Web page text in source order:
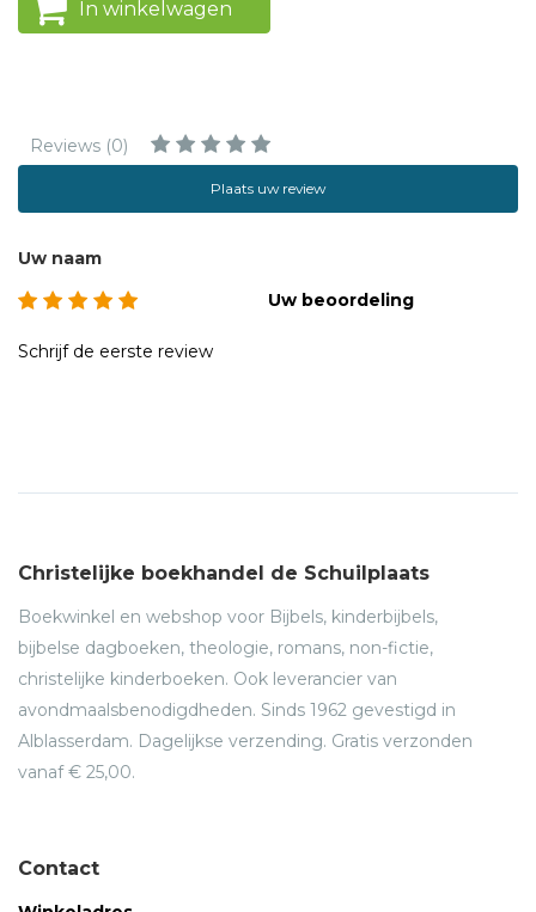
In winkelwagen
Reviews (0)
Plaats uw review
Uw naam
Uw beoordeling
Schrijf de eerste review
Christelijke boekhandel de Schuilplaats
Boekwinkel en webshop voor Bijbels, kinderbijbels,
bijbelse dagboeken, theologie, romans, non-fictie,
christelijke kinderboeken. Ook leverancier van
avondmaalsbenodigdheden. Sinds 1962 gevestigd in
Alblasserdam. Dagelijkse verzending. Gratis verzonden
vanaf € 25,00.
Contact